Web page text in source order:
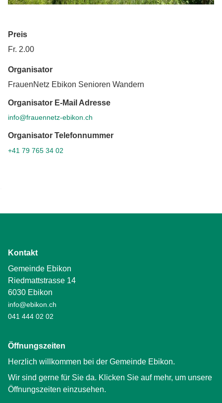
Preis
Fr. 2.00
Organisator
FrauenNetz Ebikon Senioren Wandern
Organisator E-Mail Adresse
info@frauennetz-ebikon.ch
Organisator Telefonnummer
+41 79 765 34 02
Kontakt
Gemeinde Ebikon
Riedmattstrasse 14
6030 Ebikon
info@ebikon.ch
041 444 02 02
Öffnungszeiten
Herzlich willkommen bei der Gemeinde Ebikon.
Wir sind gerne für Sie da. Klicken Sie auf mehr, um unsere
Öffnungszeiten einzusehen.